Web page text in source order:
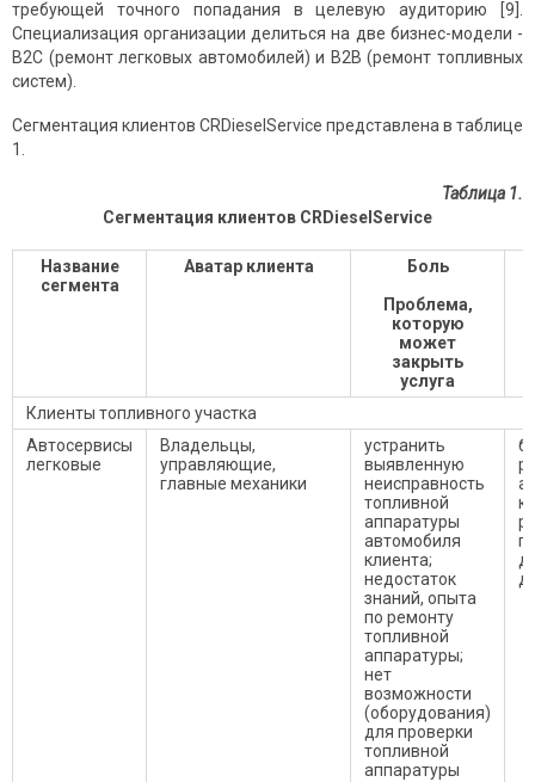
требующей точного попадания в целевую аудиторию [9].
Специализация организации делиться на две бизнес-модели -
B2C (ремонт легковых автомобилей) и B2B (ремонт топливных
систем).
Сегментация клиентов CRDieselService представлена в таблице
1.
Таблица 1.
Сегментация клиентов CRDieselService
Название
сегмента
Аватар клиента
Боль
Проблема,
которую
может
закрыть
услуга
Клиенты топливного участка
Автосервисы
легковые
Владельцы,
управляющие,
главные механики
устранить
выявленную
неисправность
топливной
аппаратуры
автомобиля
клиента;
недостаток
знаний, опыта
по ремонту
топливной
аппаратуры;
нет
возможности
(оборудования)
для проверки
топливной
аппаратуры